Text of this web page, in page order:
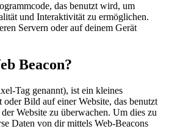
das benutzt wird, um
und Interaktivität zu ermöglichen.
Servern oder auf deinem Gerät
Beacon?
Tag genannt), ist ein kleines
oder Bild auf einer Website, das benutzt
Website zu überwachen. Um dies zu
Daten von dir mittels Web-Beacons